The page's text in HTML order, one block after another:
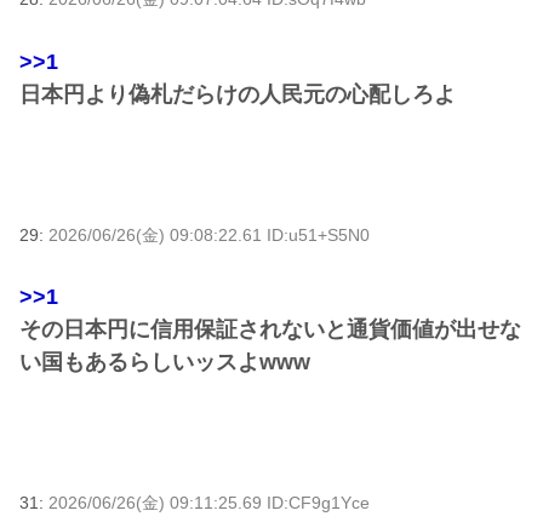
>>1
日本円より偽札だらけの人民元の心配しろよ
29: 2026/06/26(金) 09:08:22.61 ID:u51+S5N0
>>1
その日本円に信用保証されないと通貨価値が出せな
い国もあるらしいッスよwww
31: 2026/06/26(金) 09:11:25.69 ID:CF9g1Yce